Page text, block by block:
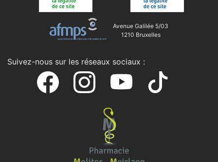
Avenue Galilée 5/03
1210 Bruxelles
Suivez-nous sur les réseaux sociaux :